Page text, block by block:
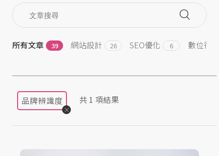
所有文章 39 網站設計 26 SEO優化 6 數位行銷
品牌辨識度 共 1 項結果